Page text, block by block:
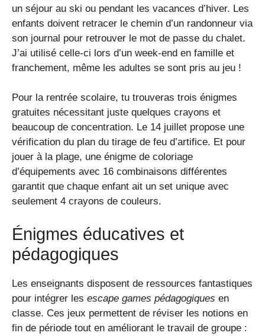
un séjour au ski ou pendant les vacances d’hiver. Les
enfants doivent retracer le chemin d’un randonneur via
son journal pour retrouver le mot de passe du chalet.
J’ai utilisé celle-ci lors d’un week-end en famille et
franchement, même les adultes se sont pris au jeu !
Pour la rentrée scolaire, tu trouveras trois énigmes
gratuites nécessitant juste quelques crayons et
beaucoup de concentration. Le 14 juillet propose une
vérification du plan du tirage de feu d’artifice. Et pour
jouer à la plage, une énigme de coloriage
d’équipements avec 16 combinaisons différentes
garantit que chaque enfant ait un set unique avec
seulement 4 crayons de couleurs.
Énigmes éducatives et
pédagogiques
Les enseignants disposent de ressources fantastiques
pour intégrer les escape games pédagogiques en
classe. Ces jeux permettent de réviser les notions en
fin de période tout en améliorant le travail de groupe :